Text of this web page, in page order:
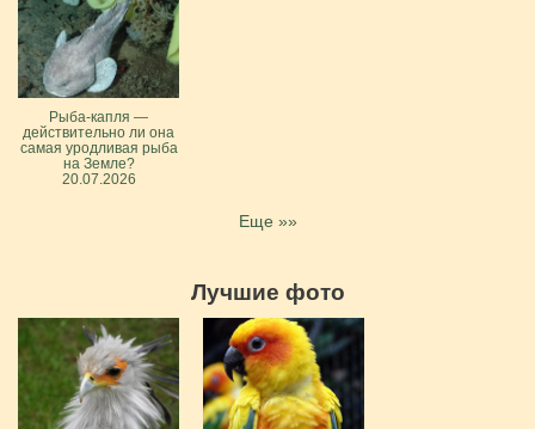
Рыба-капля —
действительно ли она
самая уродливая рыба
на Земле?
20.07.2026
Еще »»
Лучшие фото